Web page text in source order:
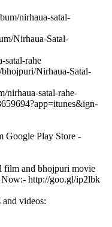
nirhaua-satal-
Nirhaua-Satal-
satal-rahe
Nirhaua-Satal-
nirhaua-satal-rahe-
Google Play Store -
and bhojpuri movie
Now:- http://goo.gl/ip2lbk
videos: